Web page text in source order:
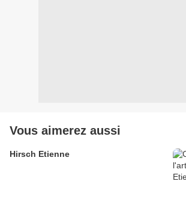
Vous aimerez aussi
Hirsch Etienne